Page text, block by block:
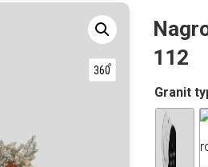
112
Granit
A
lt